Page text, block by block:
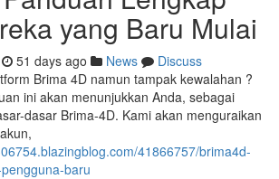
yang Baru Mulai
51 days ago News
Discuss
Brima 4D namun tampak kewalahan ?
ini akan menunjukkan Anda, sebagai
dasar Brima-4D. Kami akan menguraikan
41866757/brima4d-
baru